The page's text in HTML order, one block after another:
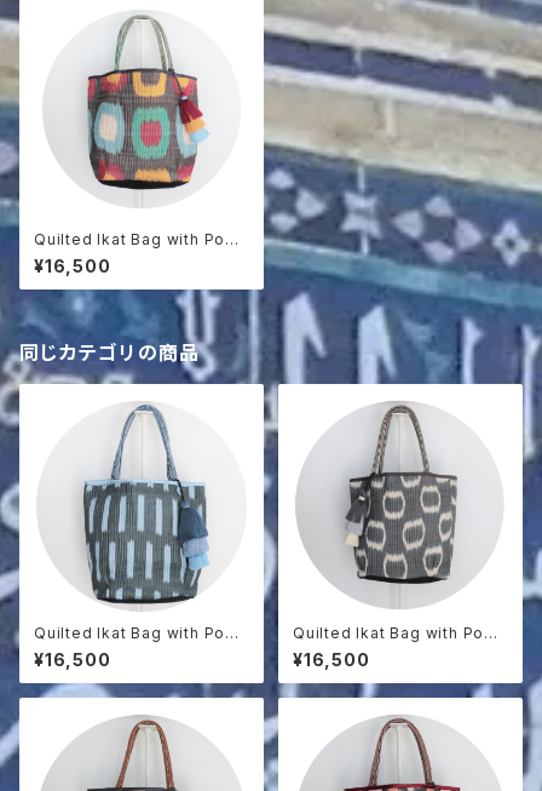
Quilted Ikat Bag with Pom-
Poms
¥16,500
同じカテゴリの商品
Quilted Ikat Bag with Pom-
Poms
¥16,500
Quilted Ikat Bag with Pom-
Poms
¥16,500